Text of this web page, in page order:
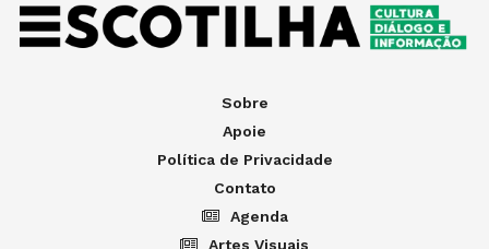
Sobre
Apoie
Política de Privacidade
Contato
Agenda
Artes Visuais